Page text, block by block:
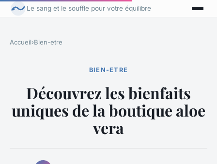
Le sang et le souffle pour votre équilibre
Accueil›Bien-etre
BIEN-ETRE
Découvrez les bienfaits
uniques de la boutique aloe
vera